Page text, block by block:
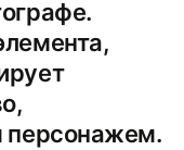
персонажем.